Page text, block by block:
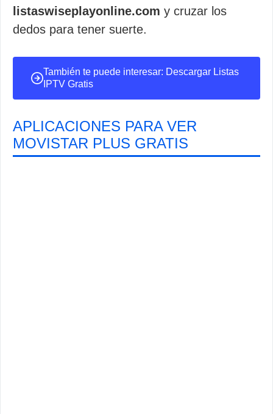
listaswiseplayonline.com y cruzar los
dedos para tener suerte.
También te puede interesar: Descargar Listas
IPTV Gratis
APLICACIONES PARA VER
MOVISTAR PLUS GRATIS